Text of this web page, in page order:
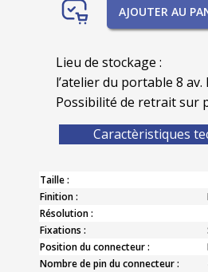
AJOUTER AU
Lieu de stockage :
l’atelier du portable 8 av.
Possibilité de retrait sur
Caractèristiques
Taille :
Finition :
Résolution :
Fixations :
Position du connecteur :
Nombre de pin du connecteur :